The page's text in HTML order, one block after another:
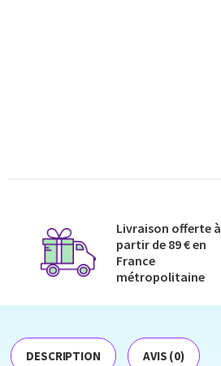
Livraison offerte à
partir de 89 € en
France
métropolitaine​
DESCRIPTION AVIS (0)